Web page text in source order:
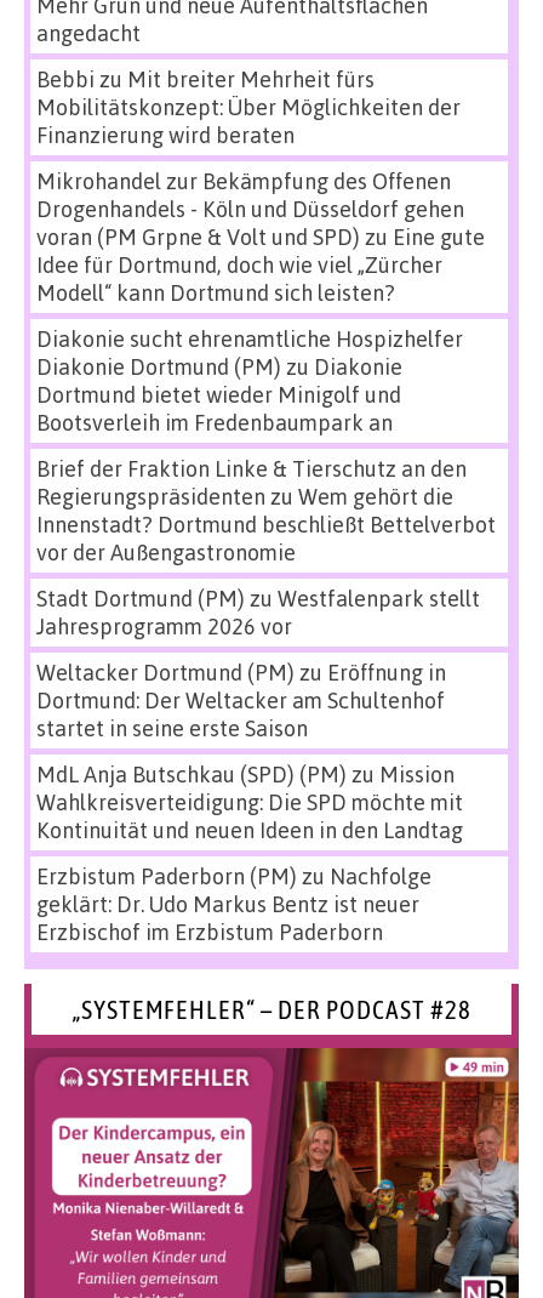
angedacht
Bebbi zu Mit breiter Mehrheit fürs
Mobilitätskonzept: Über Möglichkeiten der
Finanzierung wird beraten
Mikrohandel zur Bekämpfung des Offenen
Drogenhandels - Köln und Düsseldorf gehen
voran (PM Grpne & Volt und SPD) zu Eine gute
Idee für Dortmund, doch wie viel „Zürcher
Modell“ kann Dortmund sich leisten?
Diakonie sucht ehrenamtliche Hospizhelfer
Diakonie Dortmund (PM) zu Diakonie
Dortmund bietet wieder Minigolf und
Bootsverleih im Fredenbaumpark an
Brief der Fraktion Linke & Tierschutz an den
Regierungspräsidenten zu Wem gehört die
Innenstadt? Dortmund beschließt Bettelverbot
vor der Außengastronomie
Stadt Dortmund (PM) zu Westfalenpark stellt
Jahresprogramm 2026 vor
Weltacker Dortmund (PM) zu Eröffnung in
Dortmund: Der Weltacker am Schultenhof
startet in seine erste Saison
MdL Anja Butschkau (SPD) (PM) zu Mission
Wahlkreisverteidigung: Die SPD möchte mit
Kontinuität und neuen Ideen in den Landtag
Erzbistum Paderborn (PM) zu Nachfolge
geklärt: Dr. Udo Markus Bentz ist neuer
Erzbischof im Erzbistum Paderborn
„SYSTEMFEHLER“ – DER PODCAST #28